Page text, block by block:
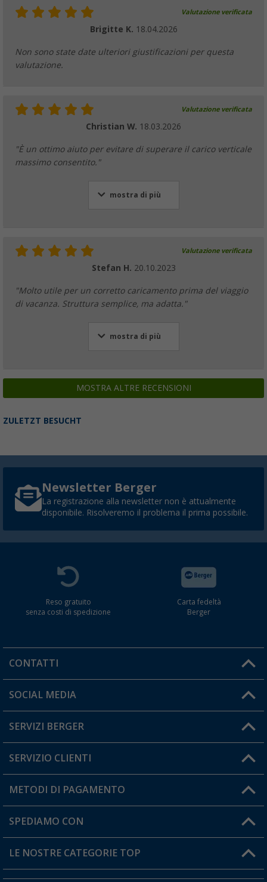
Valutazione verificata
Brigitte K. 18.04.2026
Non sono state date ulteriori giustificazioni per questa
valutazione.
Valutazione verificata
Christian W. 18.03.2026
"È un ottimo aiuto per evitare di superare il carico verticale
massimo consentito."
mostra di più
Valutazione verificata
Stefan H. 20.10.2023
"Molto utile per un corretto caricamento prima del viaggio
di vacanza. Struttura semplice, ma adatta."
mostra di più
MOSTRA ALTRE RECENSIONI
ZULETZT BESUCHT
Newsletter Berger
La registrazione alla newsletter non è attualmente
disponibile. Risolveremo il problema il prima possibile.
Reso gratuito
senza costi di spedizione
Carta fedeltà
Berger
CONTATTI
Orari di apertura del servizio:
Hai una domanda?
SOCIAL MEDIA
SERVIZI BERGER
Diventare rivenditori
Il mio Account
Carta fedeltà Berger
SERVIZIO CLIENTI
Informazioni sulla spedizione
Resi
FAQ e Contatti
METODI DI PAGAMENTO
SPEDIAMO CON
LE NOSTRE CATEGORIE TOP